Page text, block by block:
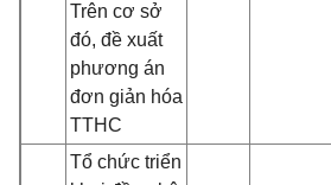
Trên cơ sở
đó, đề xuất
phương án
đơn giản hóa
TTHC
Tổ chức triển